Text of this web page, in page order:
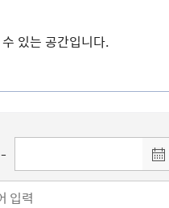
있는 공간입니다.
-